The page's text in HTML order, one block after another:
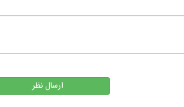
ارسال نظر